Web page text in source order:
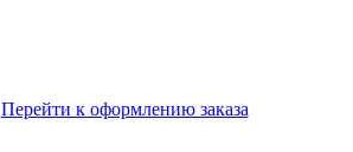
Перейти к оформлению заказа